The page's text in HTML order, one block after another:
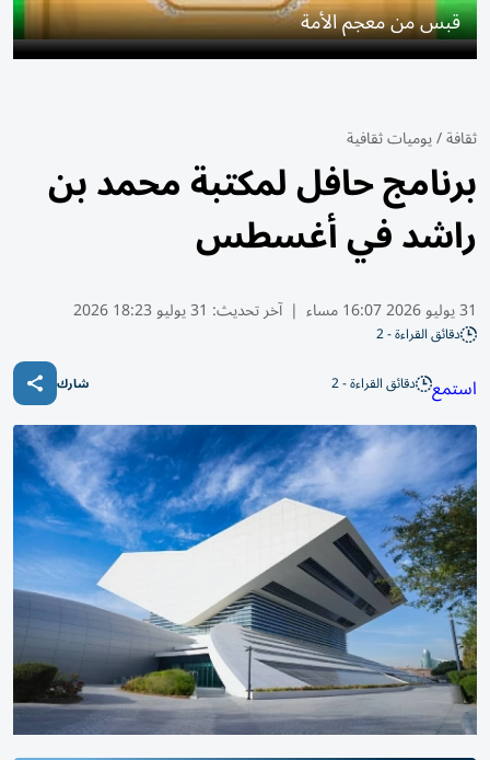
قبس من معجم الأمة
ثقافة/يوميات ثقافية
برنامج حافل لمكتبة محمد بن
راشد في أغسطس
31 يوليو 2026 16:07 مساء | آخر تحديث: 31 يوليو 18:23 2026
دقائق القراءة - 2
استمع دقائق القراءة - 2 شارك